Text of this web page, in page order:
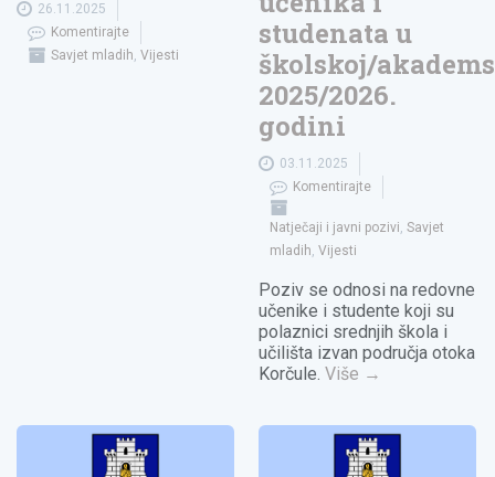
26.11.2025
Komentirajte
Savjet mladih Vijesti
studenata u
školskoj/
2025/2026.
godini
03.11.2025
Komentirajte
Natječaji i javni pozivi ,Savjet
mladih ,Vijesti
Poziv se odnosi na redovne
učenike i studente koji su
polaznici srednjih škola i
učilišta izvan područja otoka
Korčule.Više →